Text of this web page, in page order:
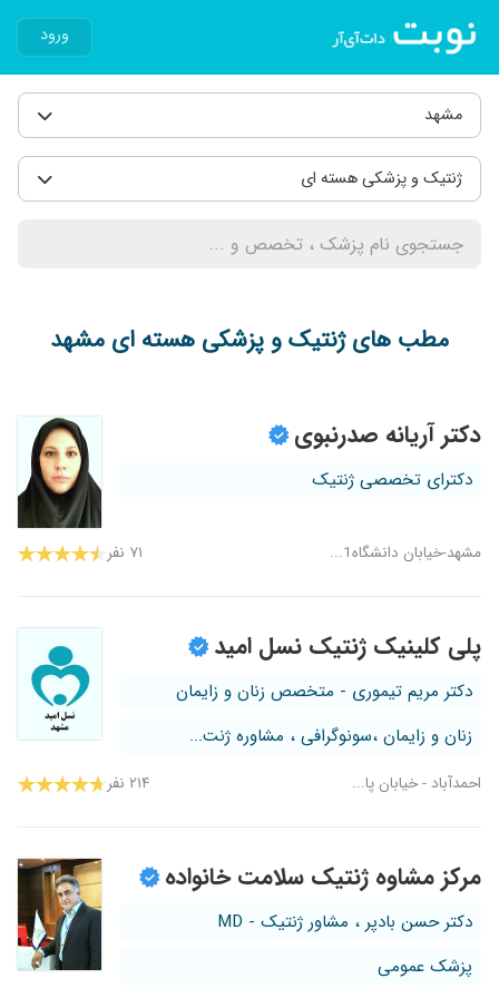
ورود
مشهد
ژنتیک و پزشکی هسته ای
مطب های ژنتیک و پزشکی هسته ای مشهد
دکتر آریانه صدرنبوی
دکترای تخصصی ژنتیک
مشهد-خیابان دانشگاه1... ۷۱ نفر
پلی کلینیک ژنتیک نسل امید
دکتر مریم تیموری - متخصص زنان و زایمان
زنان و زایمان ،سونوگرافی ، مشاوره ژنت...
احمدآباد - خیابان پا... ۲۱۴ نفر
مرکز مشاوه ژنتیک سلامت خانواده
دکتر حسن بادپر ، مشاور ژنتیک - MD
پزشک عمومی